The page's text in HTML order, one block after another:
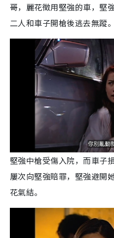
哥，麗花徵用堅強的車，堅
二人和車子開槍後逃去無蹤。
堅強中槍受傷入院，而車子
屢次向堅強賠罪，堅強避開
花氣結。